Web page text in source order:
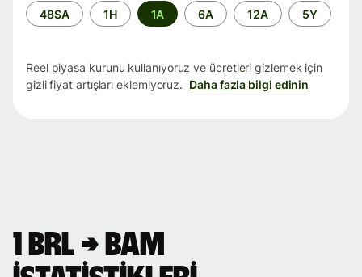
Zaman
aralığı
48SA 1H 1A 6A 12A 5Y
Reel piyasa kurunu kullanıyoruz ve ücretleri gizlemek için
gizli fiyat artışları eklemiyoruz. Daha fazla bilgi edinin
1 BRL → BAM